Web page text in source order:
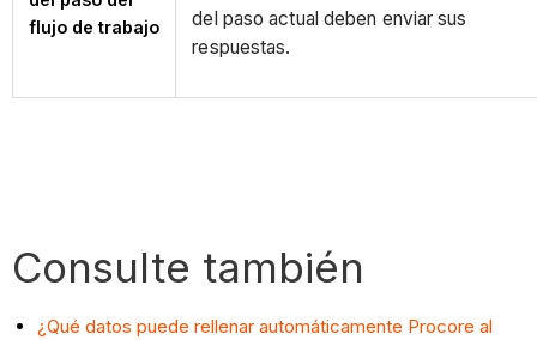
flujo de trabajo
del paso actual deben enviar sus
respuestas.
Consulte también
¿Qué datos puede rellenar automáticamente Procore al